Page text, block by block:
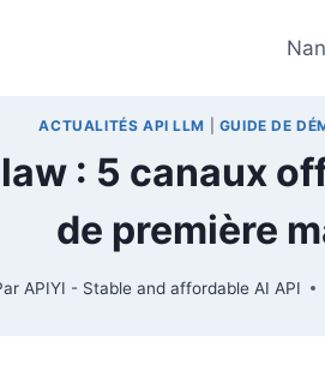
ACTUALITÉS API LLM GUIDE DE
: 5 canaux
de première
APIYI - Stable and affordable AI API